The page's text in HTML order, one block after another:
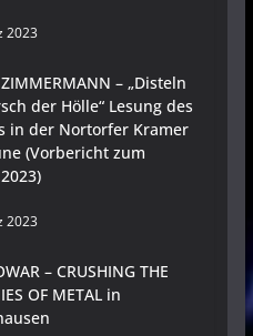
2023
– „Disteln
der Hölle“ Lesung des
in der Nortorfer Kramer
(Vorbericht zum
2023
– CRUSHING THE
OF METAL in